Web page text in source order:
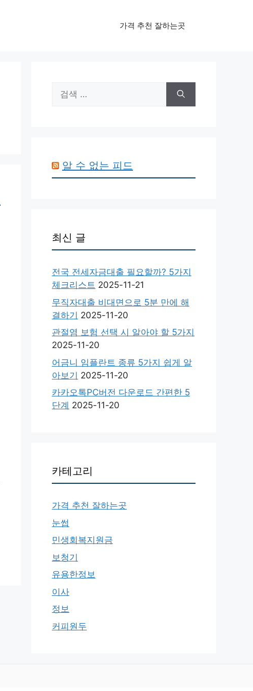
가격 추천 잘하는곳
색:
알 수 없는 피드
최신 글
전국 전세자금대출 필요할까? 5가지
체크리스트 2025-11-21
무직자대출 비대면으로 5분 만에 해
결하기 2025-11-20
관절염 보험 선택 시 알아야 할 5가지
2025-11-20
어금니 임플란트 종류 5가지 쉽게 알
아보기 2025-11-20
카카오톡PC버전 다운로드 간편한 5
단계 2025-11-20
카테고리
가격 추천 잘하는곳
눈썹
민생회복지원금
보청기
유용한정보
이사
정보
커피원두